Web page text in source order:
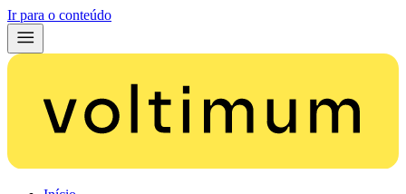
Ir para o conteúdo